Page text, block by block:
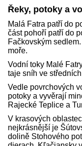
Řeky, potoky a
Malá Fatra patří do
část pohoří patří do
Fačkovským
moře.
Vodní toky Malé
taje sníh ve
Vedle povrchových
potoky a vyvěrají
Rajecké Teplice a
V krasových
nejkrásnější je
dolině Stohového